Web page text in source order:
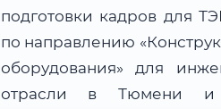
подготовки кадров для
по направлению
оборудования» для
отрасли в Тюмени и